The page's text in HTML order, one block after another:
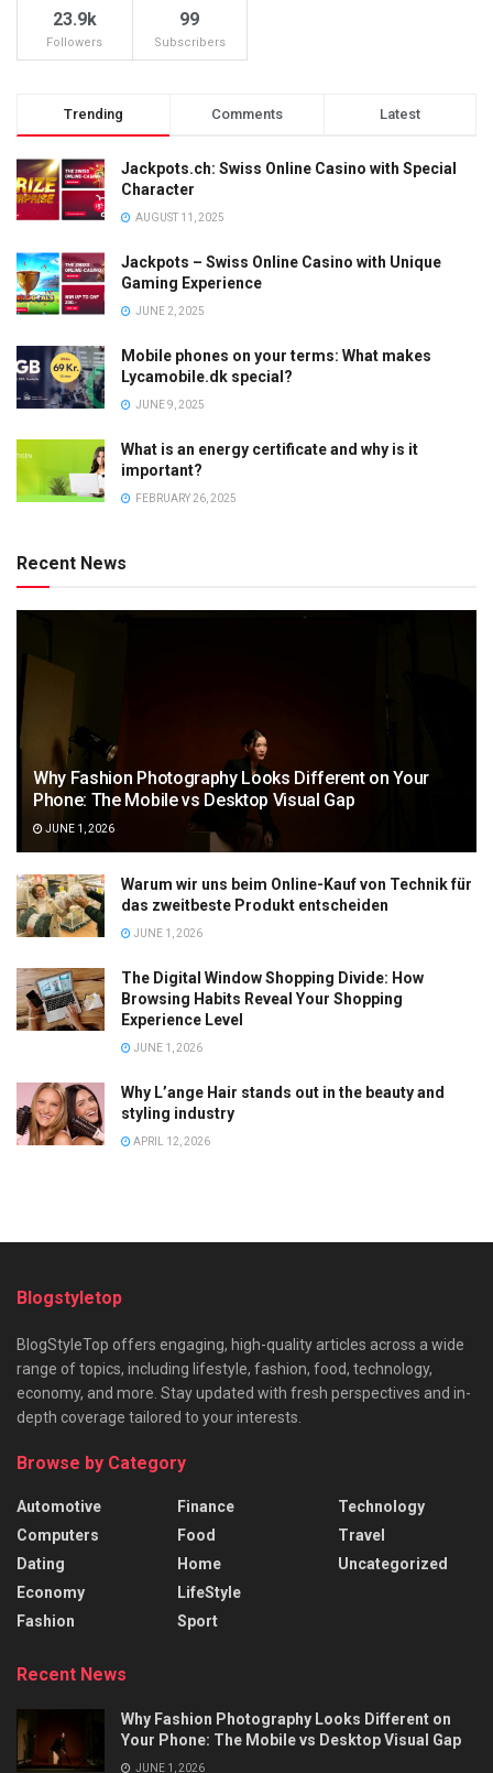
23.9k
Followers
99
Subscribers
Trending Comments Latest
Jackpots.ch: Swiss Online Casino with Special
Character
AUGUST 11, 2025
Jackpots – Swiss Online Casino with Unique
Gaming Experience
JUNE 2, 2025
Mobile phones on your terms: What makes
Lycamobile.dk special?
JUNE 9, 2025
What is an energy certificate and why is it
important?
FEBRUARY 26, 2025
Recent News
Why Fashion Photography Looks Different on Your
Phone: The Mobile vs Desktop Visual Gap
JUNE 1, 2026
Warum wir uns beim Online-Kauf von Technik für
das zweitbeste Produkt entscheiden
JUNE 1, 2026
The Digital Window Shopping Divide: How
Browsing Habits Reveal Your Shopping
Experience Level
JUNE 1, 2026
Why L’ange Hair stands out in the beauty and
styling industry
APRIL 12, 2026
Blogstyletop
BlogStyleTop offers engaging, high-quality articles across a wide
range of topics, including lifestyle, fashion, food, technology,
economy, and more. Stay updated with fresh perspectives and in-
depth coverage tailored to your interests.
Browse by Category
Automotive
Computers
Dating
Economy
Fashion
Finance
Food
Home
LifeStyle
Sport
Technology
Travel
Uncategorized
Recent News
Why Fashion Photography Looks Different on
Your Phone: The Mobile vs Desktop Visual Gap
JUNE 1, 2026